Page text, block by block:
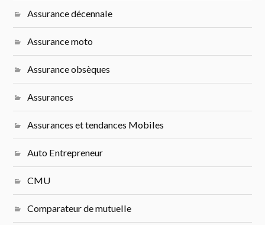
Assurance décennale
Assurance moto
Assurance obsèques
Assurances
Assurances et tendances Mobiles
Auto Entrepreneur
CMU
Comparateur de mutuelle